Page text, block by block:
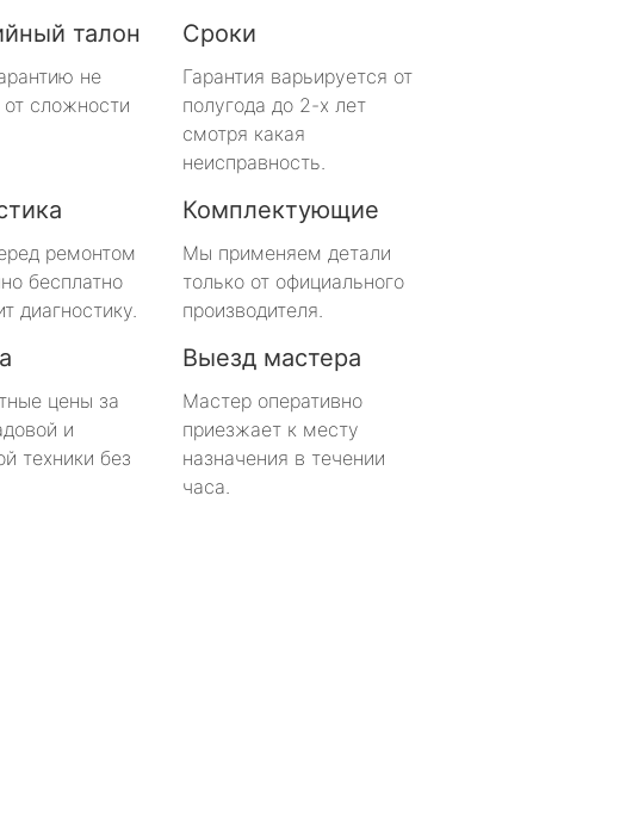
талон
не
сложности
Сроки
Гарантия варьируется от
полугода до 2-х лет
смотря какая
неисправность.
ремонтом
бесплатно
диагностику.
Комплектующие
Мы применяем детали
только от официального
производителя.
цены за
и
техники без
Выезд мастера
Мастер оперативно
приезжает к месту
назначения в течении
часа.